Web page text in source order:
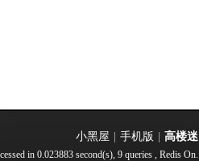
小黑屋 手机版 高楼迷
in 0.023883 second(s), 9 queries , Redis On.